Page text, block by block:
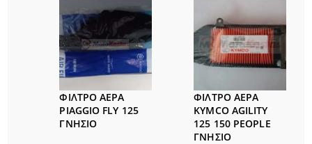
ΦΙΛΤΡΟ ΑΕΡΑ
PIAGGIO FLY 125
ΓΝΗΣΙΟ
ΦΙΛΤΡΟ ΑΕΡΑ
KYMCO AGILITY
125 150 PEOPLE
ΓΝΗΣΙΟ